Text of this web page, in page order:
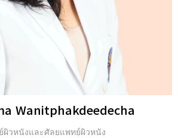
H. Gold
of the American Academy of